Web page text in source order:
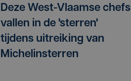
Deze West-Vlaamse chefs
vallen in de 'sterren'
tijdens uitreiking van
Michelinsterren